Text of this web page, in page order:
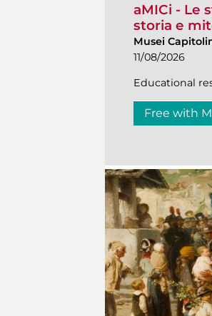
aMICi - Le
storia e
Musei
11/08/2026
Educational
Free with